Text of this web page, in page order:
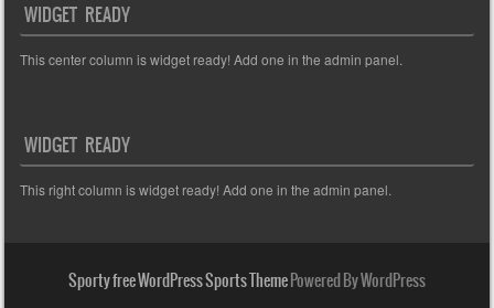
WIDGET READY
This center column is widget ready! Add one in the admin panel.
WIDGET READY
This right column is widget ready! Add one in the admin panel.
Sporty free WordPress Sports ThemePowered By WordPress